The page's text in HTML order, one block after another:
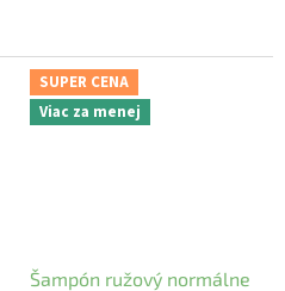
SUPER CENA
Viac za menej
Šampón ružový normálne